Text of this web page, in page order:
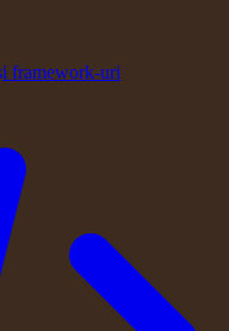
framework-uri